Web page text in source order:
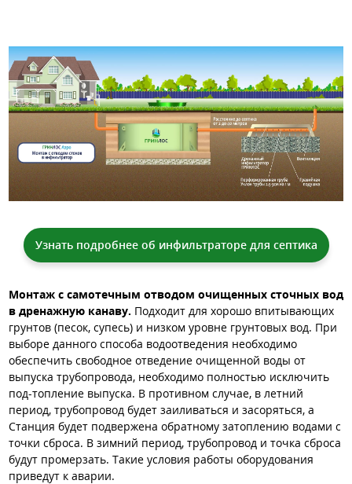
Узнать подробнее об инфильтраторе для септика
Монтаж с самотечным отводом очищенных сточных вод
в дренажную канаву. Подходит для хорошо впитывающих
грунтов (песок, супесь) и низком уровне грунтовых вод. При
выборе данного способа водоотведения необходимо
обеспечить свободное отведение очищенной воды от
выпуска трубопровода, необходимо полностью исключить
под-топление выпуска. В противном случае, в летний
период, трубопровод будет заиливаться и засоряться, а
Станция будет подвержена обратному затоплению водами с
точки сброса. В зимний период, трубопровод и точка сброса
будут промерзать. Такие условия работы оборудования
приведут к аварии.